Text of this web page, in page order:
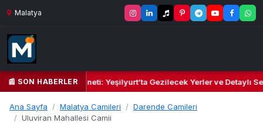
Malatya
📰 SON HABERLER
Kalbi ve Kültür Cenneti: Yeşilyurt’ta Gezilecek Yerler ve Detaylı
Ana Sayfa Malatya Camileri
Darende Camileri
Uluviran Mahallesi Camii